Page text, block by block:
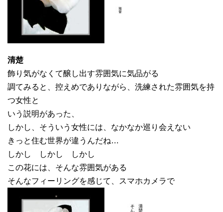
清楚
飾り気がなくて醸し出す雰囲気に気品がる
調てみると、控えめでありながら、洗練された雰囲気を持
つ女性と
いう説明があった、
しかし、そういう女性には、なかなか巡り会えない
きっと住む世界が違うんだね…
しかし しかし しかし
この花には、そんな雰囲気がある
そんなフィーリングを感じて、スマホカメラで